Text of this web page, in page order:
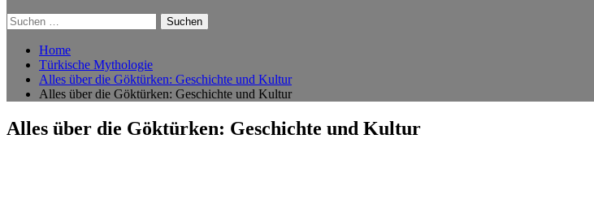
Suchen
nach:
Home
Türkische Mythologie
Alles über die Göktürken: Geschichte und Kultur
Alles über die Göktürken: Geschichte und Kultur
Alles über die Göktürken: Geschichte und Kultur